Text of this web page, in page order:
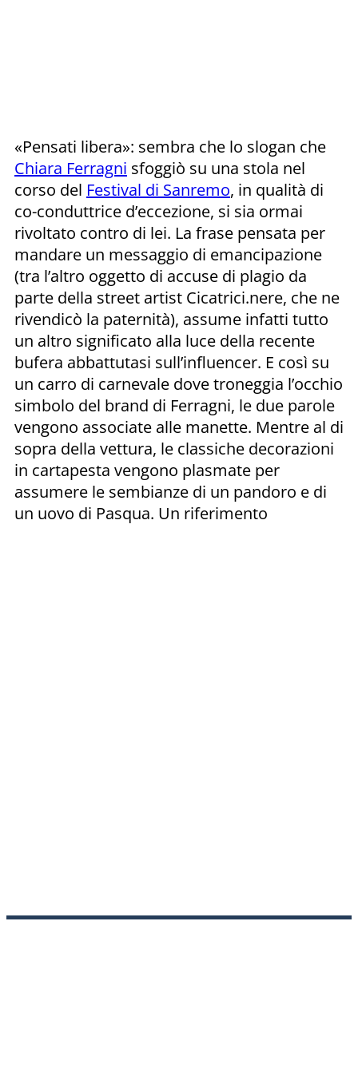
«Pensati libera»: sembra che lo slogan che
Chiara Ferragni sfoggiò su una stola nel
corso del Festival di Sanremo, in qualità di
co-conduttrice d’eccezione, si sia ormai
rivoltato contro di lei. La frase pensata per
mandare un messaggio di emancipazione
(tra l’altro oggetto di accuse di plagio da
parte della street artist Cicatrici.nere, che ne
rivendicò la paternità), assume infatti tutto
un altro significato alla luce della recente
bufera abbattutasi sull’influencer. E così su
un carro di carnevale dove troneggia l’occhio
simbolo del brand di Ferragni, le due parole
vengono associate alle manette. Mentre al di
sopra della vettura, le classiche decorazioni
in cartapesta vengono plasmate per
assumere le sembianze di un pandoro e di
un uovo di Pasqua. Un riferimento